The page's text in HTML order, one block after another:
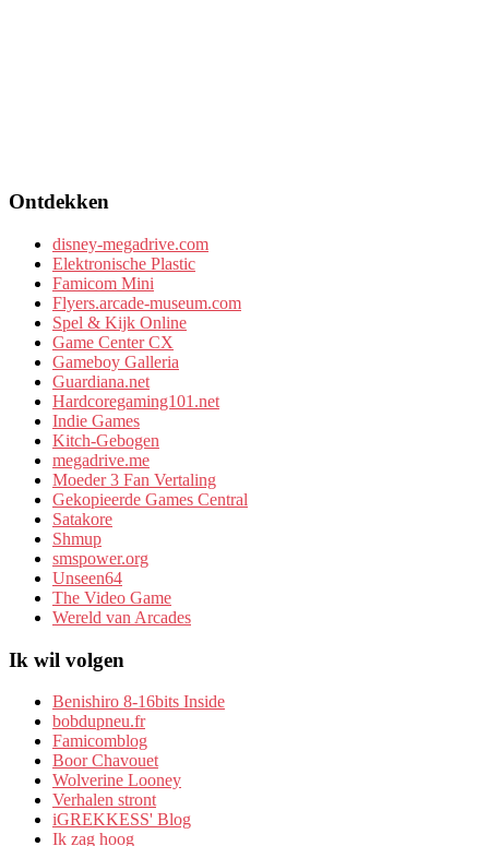
Ontdekken
disney-megadrive.com
Elektronische Plastic
Famicom Mini
Flyers.arcade-museum.com
Spel & Kijk Online
Game Center CX
Gameboy Galleria
Guardiana.net
Hardcoregaming101.net
Indie Games
Kitch-Gebogen
megadrive.me
Moeder 3 Fan Vertaling
Gekopieerde Games Central
Satakore
Shmup
smspower.org
Unseen64
The Video Game
Wereld van Arcades
Ik wil volgen
Benishiro 8-16bits Inside
bobdupneu.fr
Famicomblog
Boor Chavouet
Wolverine Looney
Verhalen stront
iGREKKESS' Blog
Ik zag hoog